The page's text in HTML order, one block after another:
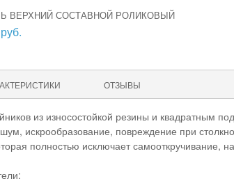
ВЕРХНИЙ СОСТАВНОЙ РОЛИКОВЫЙ
ОТЗЫВЫ
из износостойкой резины и квадратным
искрообразование, повреждение при
полностью исключает самооткручивание,